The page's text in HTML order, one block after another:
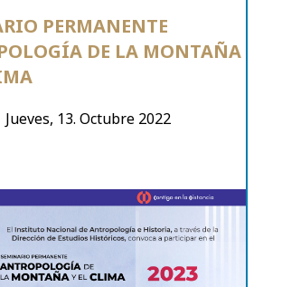
Jueves, 13. Octubre 2022
PERMANENTE
DE LA MONTAÑA